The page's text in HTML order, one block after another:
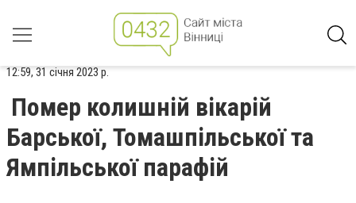
12:59, 31 січня 2023 р.
Помер колишній вікарій
Барської, Томашпільської та
Ямпільської парафій